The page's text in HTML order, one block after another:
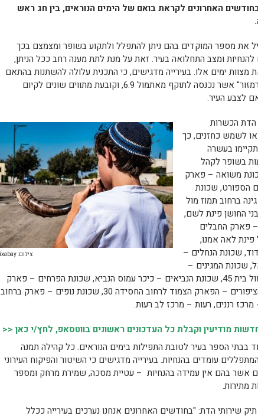
האחרונים לקראת בואם של הימים הנוראים, בין חג ראש
את מספר המוקדים בהם ניתן להתפלל ולתקוע בשופר ומצמצם בכך
ומצב התחלואה בעיר. זאת על מנת לתת מענה רחב ככל הניתן,
מצוות ימים אלו. בעירייה מדגישים, כי התכנית עלולה להשתנות בהתאם
לאופיים הדינאמי של ההנחיות, ותכנית "רמזור" אשר נכנסה לתוקף מאתמול 6.9, וקובעת מתווים שונים לקיום
לצבע העיר.
צילום: Pixabay
הדת הכשרות
לשמש כחזנים, כך
בעשרה
בשופר לקהל
ראשון 20.9 בשעה 17:00. שכונת משואה – פארק
הספורט, שכונת
– פארק עמק האלה מול בית 45, גינה ברחוב תמוז מול
החושן פינת לשם,
מוריה – פארק החבלים
לאה אמנו,
שכונת הנחלים –
שכונת המגינים –
הגינה בעמק בית שאן 1, עמק בית שאן מול בית 45, שכונת הנביאים – כיכר עמוס הנביא, שכונת הפרחים – פארק
עמק איילון פינת כחלית ההרים, שכונת הציפורים – הפארק הצמוד לרחוב החסידה 30, שכונת נופים – פארק ברחוב
רננים, רעות – מרכז לב רעות.
מודיעין וקבלת כל העדכונים ראשונים בווטסאפ, לחץ/י כאן <<
בבתי הספר בעיר לטובת התפילות בימים הנוראים. כל קהילה תמנה
עומדים בהנחיות. בעירייה מדגישים כי השיטור והפיקוח העירוני
אשר בהם אין עמידה בהנחיות – עטיית מסכה, שמירת מרחק ומספר
מתירות.
שירותי הדת: "בחודשים האחרונים אנחנו נערכים בעירייה ככלל